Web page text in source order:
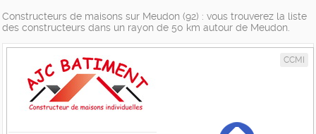
Constructeurs de maisons sur Meudon (92) : vous trouverez la liste
des constructeurs dans un rayon de 50 km autour de Meudon.
CCMI